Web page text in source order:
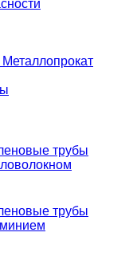
трубы
трубы